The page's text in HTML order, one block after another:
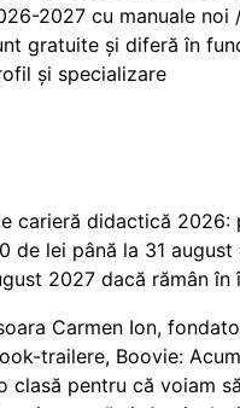
2027 cu manuale noi
gratuite și diferă în
și specializare
carieră didactică 2026:
de lei până la 31
2027 dacă rămân în
Carmen Ion,
trailere, Boovie:
clasă pentru că voiam